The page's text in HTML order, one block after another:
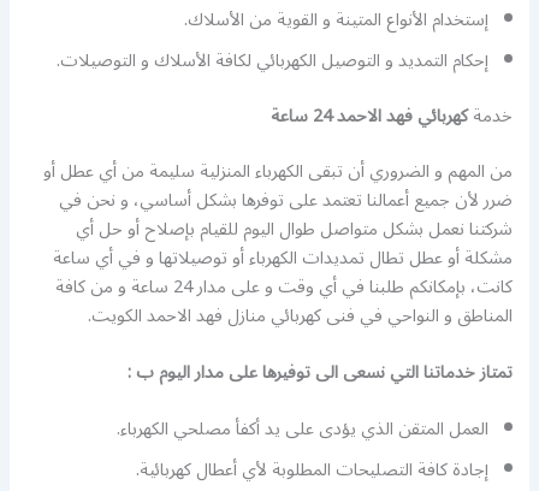
إستخدام الأنواع المتينة و القوية من الأسلاك.
إحكام التمديد و التوصيل الكهربائي لكافة الأسلاك و التوصيلات.
خدمةكهربائي فهد الاحمد 24 ساعة
من المهم و الضروري أن تبقى الكهرباء المنزلية سليمة من أي عطل أو
ضرر لأن جميع أعمالنا تعتمد على توفرها بشكل أساسي، و نحن في
شركتنا نعمل بشكل متواصل طوال اليوم للقيام بإصلاح أو حل أي
مشكلة أو عطل تطال تمديدات الكهرباء أو توصيلاتها و في أي ساعة
كانت، بإمكانكم طلبنا في أي وقت و على مدار 24 ساعة و من كافة
المناطق و النواحي في فنى كهربائي منازل فهد الاحمد الكويت.
تمتاز خدماتنا التي نسعى الى توفيرها على مدار اليوم ب :
العمل المتقن الذي يؤدى على يد أكفأ مصلحي الكهرباء.
إجادة كافة التصليحات المطلوبة لأي أعطال كهربائية.